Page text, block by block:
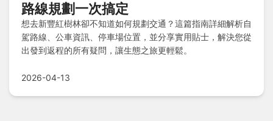
路線規劃一次搞定
想去新豐紅樹林卻不知道如何規劃交通？這篇指南詳細解析自
駕路線、公車資訊、停車場位置，並分享實用貼士，解決您從
出發到返程的所有疑問，讓生態之旅更輕鬆。
2026-04-13